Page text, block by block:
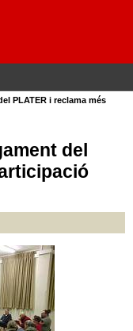
PLATER i reclama més
del